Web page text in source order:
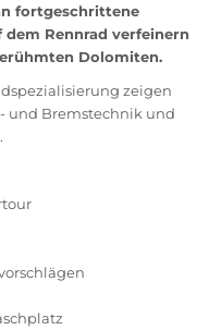
fortgeschrittene
dem Rennrad verfeinern
Dolomiten.
zeigen
und Bremstechnik und